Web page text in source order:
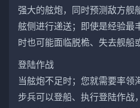
强大的舷炮，同时预测敌方舰
舷侧进行递送；即使是经验最
时也可能面临脱桅、失去舰船
登陆作战
当舷炮不足时；您就需要率领
步兵可以登船、执行登陆作战